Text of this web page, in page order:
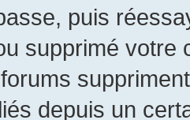
puis
supprimé votre
depuis un